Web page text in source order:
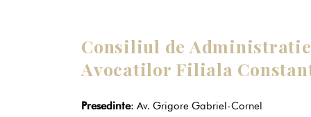
Consiliul de
Avocatilor Filiala
Presedinte: Av. Grigore Gabriel-Cornel